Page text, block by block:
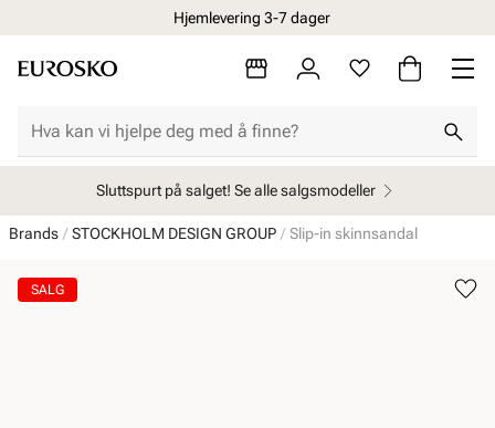
Hjemlevering 3-7 dager
Sluttspurt på salget! Se alle salgsmodeller
Brands STOCKHOLM DESIGN GROUP Slip-in skinnsandal
SALG